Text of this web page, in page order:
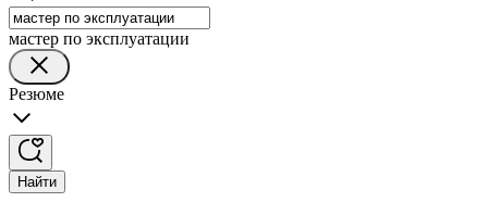
мастер по эксплуатации
Резюме
Найти